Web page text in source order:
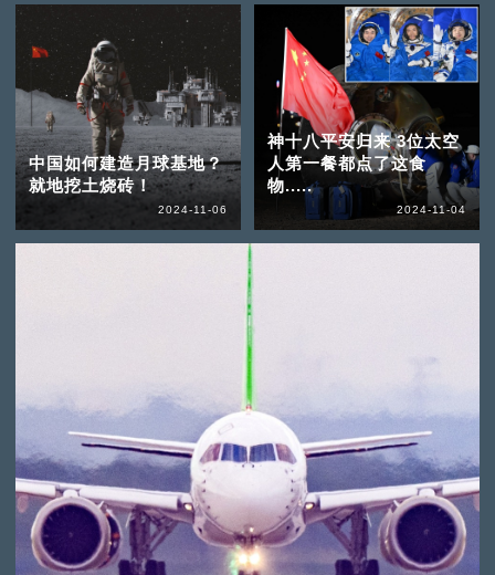
中国如何建造月球基地？
就地挖土烧砖！
2024-11-06
神十八平安归来 3位太空
人第一餐都点了这食
物.....
2024-11-04